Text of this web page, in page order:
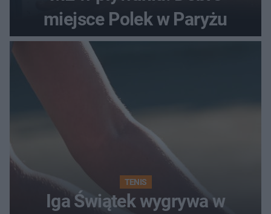
miejsce Polek w Paryżu
TENIS
Iga Świątek wygrywa w